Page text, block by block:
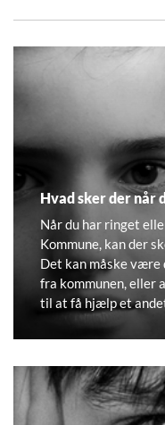
Hvad sker der når
Når du har ringet
Kommune, kan der
Det kan måske være
fra kommunen, eller
til at få hjælp et